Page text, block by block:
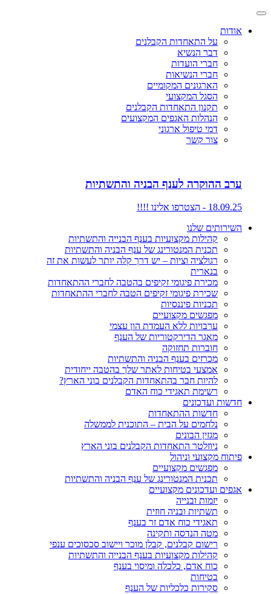
אודות
על התאחדות הקבלנים
דבר הנשיא
חברי הועדות
חברי הנשיאות
הארגונים המקומיים
הסגל המקצועי
תקנון התאחדות הקבלנים
הנהלות האגפים המקצועים
דמי טיפול ארגוני
צור קשר
ערב ההוקרה לענף הבניה והתשתיות
18.09.25 - הצטרפו אלינו !!!!
השירותים שלנו
קהילות מקצועיות בענף הבנייה והתשתיות
תכנית המנטורינג של ענף הבניה והתשתיות
רגולציה וציות – יש דרך קלה יותר לעשות את זה
בנארית
מכירת פיגומי זקיפים בהטבה לחברי ההתאחדות
שכירת פיגומי זקיפים הטבה לחברי ההתאחדות
תכניות פיננסיות
מפגשים מקצועיים
ערבויות ללא העמדת הון עצמי
מאגר הדירקטוריות של הענף
חוברות תחזוקה
מכרזים בענף הבניה והתשתיות
אמצעי בטיחות לאתר שלך בהטבה ייחודית
להיות חבר בהתאחדות הקבלנים בוני הארץ?
רשימת תאגידי כוח האדם
חדשות ועדכונים
חדשות ההתאחדות
נלחמים על הבית – התוכנית לממשלה
מגזין הבונים
ניוזלטר התאחדות הקבלנים בוני הארץ
פיתוח מקצועי וניהול
מפגשים מקצועיים
תכנית המנטורינג של ענף הבניה והתשתיות
אגפים ועדכונים מקצועיים
יזמות ובנייה
תשתיות ובניה חוזית
תאגידי כוח אדם זר בענף
מטה הנדסה ותקינה
רישום קבלנים, קבלן מוכר ויישוב סכסוכים ענפי
קהילות מקצועיות בענף הבנייה והתשתיות
כוח אדם, כלכלה ומיסוי בענף
בטיחות
סקירות כלכליות של הענף